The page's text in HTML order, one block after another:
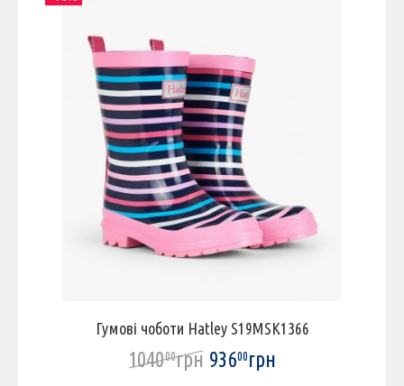
Гумові чоботи Hatley S19MSK1366
104000грн 93600грн